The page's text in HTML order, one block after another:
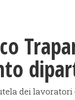
dei